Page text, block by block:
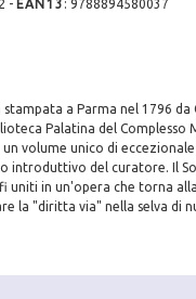
- EAN13 :9788894580037
stampata a Parma nel 1796
Palatina del Complesso
volume unico di
introduttivo del curatore. Il
uniti in un'opera che torna
la "diritta via" nella selva di